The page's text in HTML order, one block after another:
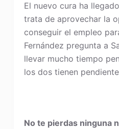
El nuevo cura ha
trata de aprovechar la
conseguir el empleo
Fernández pregunta a
llevar mucho tiempo
los dos tienen
No te pierdas ninguna